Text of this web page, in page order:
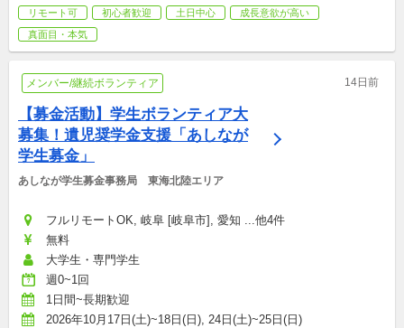
リモート可 初心者歓迎 土日中心
成長意欲が高い
真面目・本気
メンバー/継続ボランティア 14日前
【募金活動】学生ボランティア大
募集！遺児奨学金支援「あしなが
学生募金」
あしなが学生募金事務局　東海北陸エリア
フルリモートOK, 岐阜 [岐阜市], 愛知 ...他4件
無料
大学生・専門学生
週0~1回
1日間~長期歓迎
2026年10月17日(土)~18日(日), 24日(土)~25日(日)